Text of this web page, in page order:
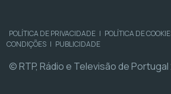
POLÍTICA DE PRIVACIDADE | POLÍTICA DE
CONDIÇÕES | PUBLICIDADE
© RTP, Rádio e Televisão de Portugal